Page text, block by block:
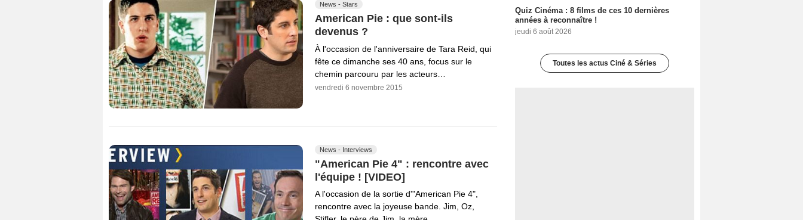
News - Stars
American Pie : que sont-ils
devenus ?
À l'occasion de l'anniversaire de Tara Reid, qui
fête ce dimanche ses 40 ans, focus sur le
chemin parcouru par les acteurs…
vendredi 6 novembre 2015
News - Interviews
"American Pie 4" : rencontre avec
l'équipe ! [VIDEO]
A l'occasion de la sortie d'"American Pie 4",
rencontre avec la joyeuse bande. Jim, Oz,
Quiz Cinéma : 8 films de ces 10 dernières
années à reconnaître !
jeudi 6 août 2026
Toutes les actus Ciné & Séries